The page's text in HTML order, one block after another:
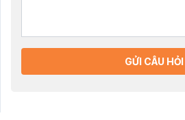
GỬI CÂU HỎI